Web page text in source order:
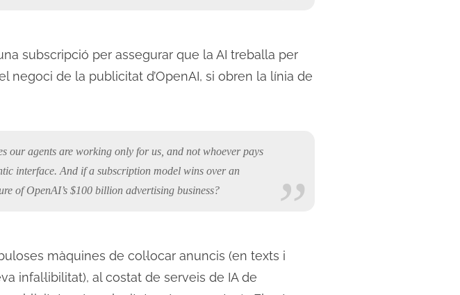
subscripció per assegurar que la AI treballa per
negoci de la publicitat d’OpenAI, si obren la línia de
our agents are working only for us, and not whoever pays
interface. And if a subscription model wins over an
of OpenAI’s $100 billion advertising business?
màquines de col·locar anuncis (en texts i
infal·libilitat), al costat de serveis de IA de